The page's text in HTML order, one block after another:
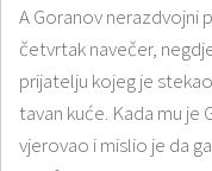
A Goranov nerazdvojni
četvrtak navečer,
prijatelju kojeg je
tavan kuće. Kada mu
vjerovao i mislio je da